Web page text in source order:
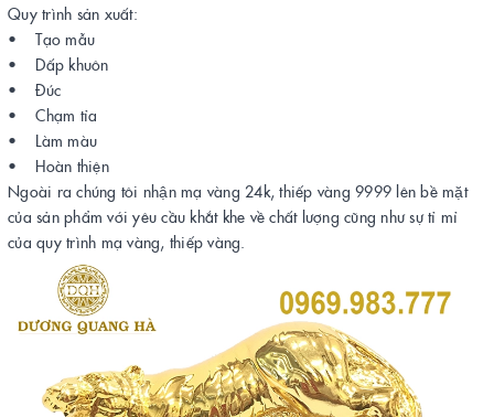
Quy trình sản xuất:
• Tạo mẫu
• Dấp khuôn
• Đúc
• Chạm tỉa
• Làm màu
• Hoàn thiện
Ngoài ra chúng tôi nhận mạ vàng 24k, thiếp vàng 9999 lên bề mặt
của sản phẩm với yêu cầu khắt khe về chất lượng cũng như sự tỉ mỉ
của quy trình mạ vàng, thiếp vàng.